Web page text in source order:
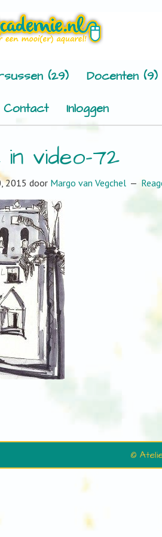
(29) Docenten (9)
Contact Inloggen
video-72
2015 door Margo van Vegchel
©